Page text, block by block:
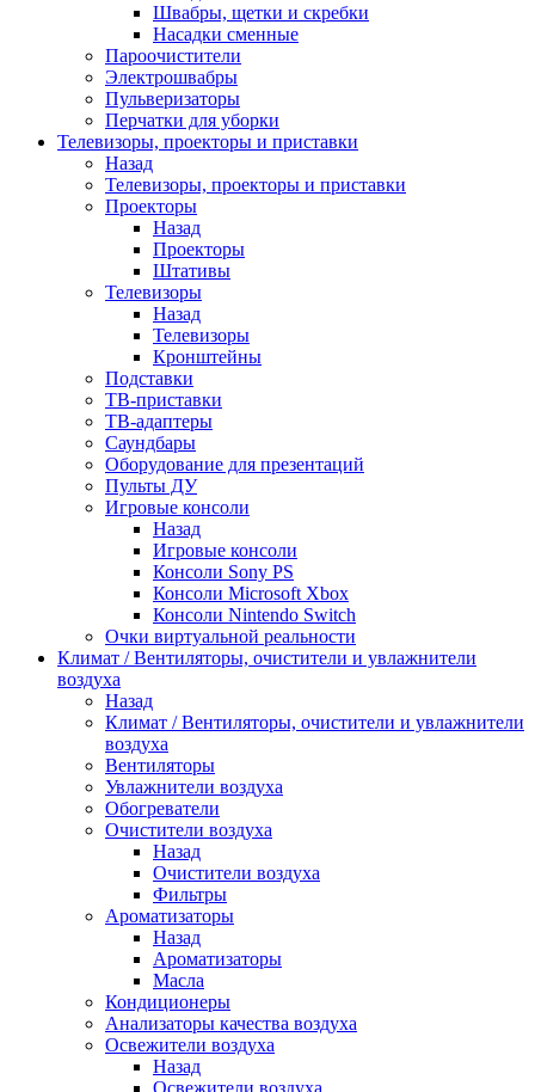
Швабры, щетки и скребки
Насадки сменные
Пароочистители
Электрошвабры
Пульверизаторы
Перчатки для уборки
Телевизоры, проекторы и приставки
Назад
Телевизоры, проекторы и приставки
Проекторы
Назад
Проекторы
Штативы
Телевизоры
Назад
Телевизоры
Кронштейны
Подставки
ТВ-приставки
ТВ-адаптеры
Саундбары
Оборудование для презентаций
Пульты ДУ
Игровые консоли
Назад
Игровые консоли
Консоли Sony PS
Консоли Microsoft Xbox
Консоли Nintendo Switch
Очки виртуальной реальности
Климат / Вентиляторы, очистители и увлажнители
воздуха
Назад
Климат / Вентиляторы, очистители и увлажнители
воздуха
Вентиляторы
Увлажнители воздуха
Обогреватели
Очистители воздуха
Назад
Очистители воздуха
Фильтры
Ароматизаторы
Назад
Ароматизаторы
Масла
Кондиционеры
Анализаторы качества воздуха
Освежители воздуха
Назад
Освежители воздуха